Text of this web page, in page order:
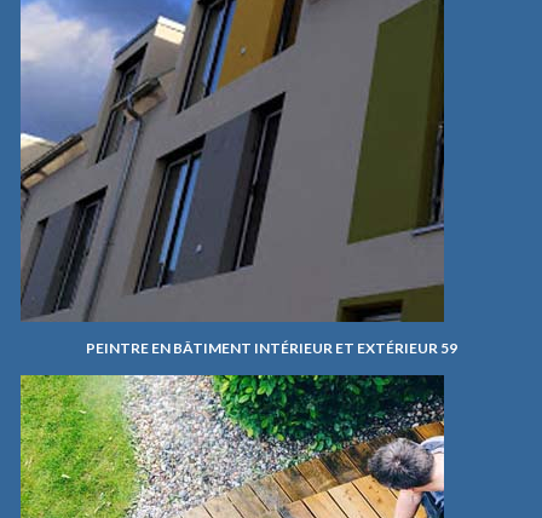
PEINTRE EN BÂTIMENT INTÉRIEUR ET EXTÉRIEUR 59